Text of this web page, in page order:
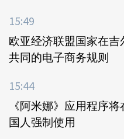
15:49
欧亚经济联盟国家在
共同的电子商务规则
15:44
《阿米娜》应用程序
国人强制使用